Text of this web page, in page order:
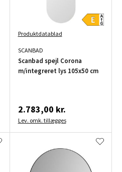
Produktdatablad
SCANBAD
Scanbad spejl Corona
m/integreret lys 105x50 cm
2.783,00 kr.
Lev. omk. tillægges